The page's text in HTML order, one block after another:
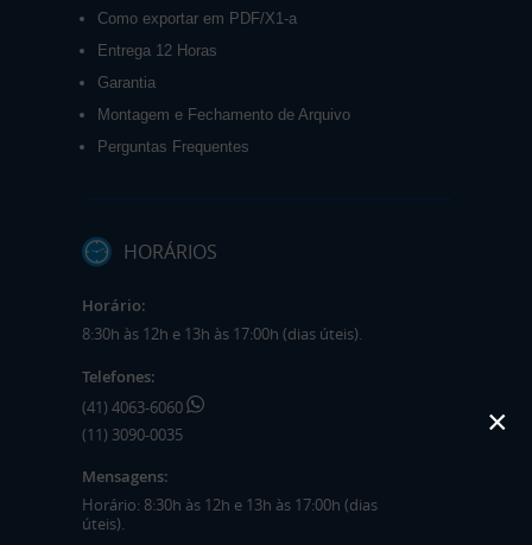
Como exportar em PDF/X1-a
Entrega 12 Horas
Garantia
Montagem e Fechamento de Arquivo
Perguntas Frequentes
HORÁRIOS
Horário:
8:30h às 12h e 13h às 17:00h (dias úteis).
Telefones:
(41) 4063-6060
(11) 3090-0035
Mensagens:
Horário: 8:30h às 12h e 13h às 17:00h (dias
úteis).
×